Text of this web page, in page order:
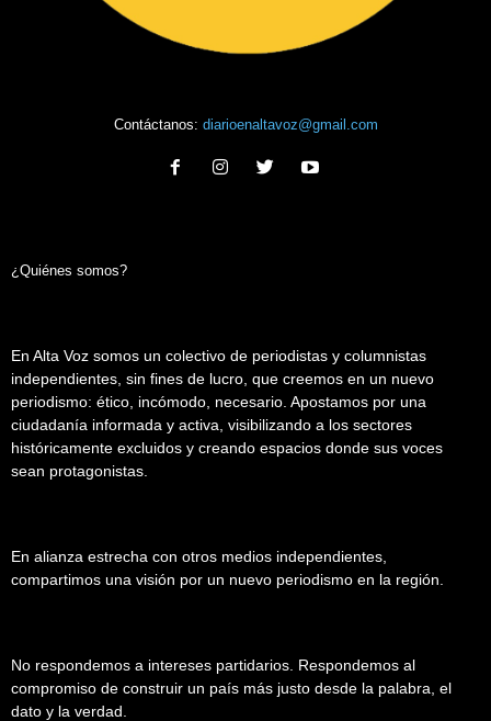
Contáctanos: diarioenaltavoz@gmail.com
¿Quiénes somos?
En Alta Voz somos un colectivo de periodistas y columnistas
independientes, sin fines de lucro, que creemos en un nuevo
periodismo: ético, incómodo, necesario. Apostamos por una
ciudadanía informada y activa, visibilizando a los sectores
históricamente excluidos y creando espacios donde sus voces
sean protagonistas.
En alianza estrecha con otros medios independientes,
compartimos una visión por un nuevo periodismo en la región.
No respondemos a intereses partidarios. Respondemos al
compromiso de construir un país más justo desde la palabra, el
dato y la verdad.